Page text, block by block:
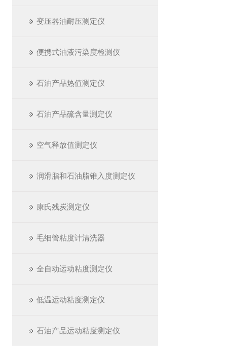
变压器油耐压测定仪
便携式油液污染度检测仪
石油产品热值测定仪
石油产品硫含量测定仪
空气释放值测定仪
润滑脂和石油脂锥入度测定仪
康氏残炭测定仪
毛细管粘度计清洗器
全自动运动粘度测定仪
低温运动粘度测定仪
石油产品运动粘度测定仪